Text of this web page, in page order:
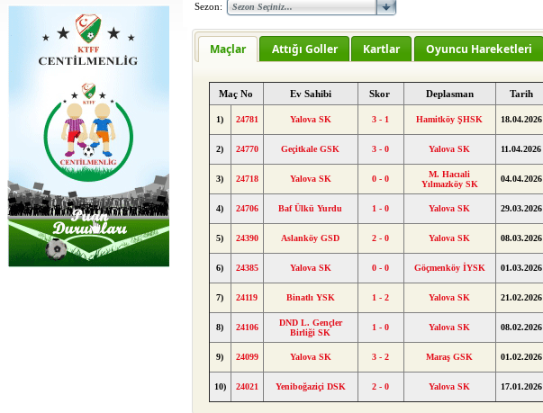
Sezon:
Maçlar Attığı Goller Kartlar Oyuncu Hareketleri
Maç No Ev Sahibi Skor Deplasman Tarih
1) 24781 Yalova SK 3 - 1 Hamitköy ŞHSK 18.04.2026
2) 24770 Geçitkale GSK 3 - 0 Yalova SK 11.04.2026
3) 24718 Yalova SK 0 - 0
M. Hacıali
Yılmazköy SK
04.04.2026
4) 24706 Baf Ülkü Yurdu 1 - 0 Yalova SK 29.03.2026
5) 24390 Aslanköy GSD 2 - 0 Yalova SK 08.03.2026
6) 24385 Yalova SK 0 - 0 Göçmenköy İYSK 01.03.2026
7) 24119 Binatlı YSK 1 - 2 Yalova SK 21.02.2026
8) 24106
DND L. Gençler
Birliği SK
1 - 0 Yalova SK 08.02.2026
9) 24099 Yalova SK 3 - 2 Maraş GSK 01.02.2026
10) 24021 Yeniboğaziçi DSK 2 - 0 Yalova SK 17.01.2026